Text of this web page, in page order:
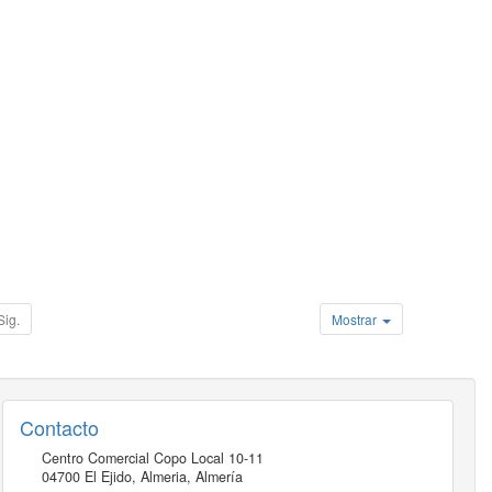
Mostrar
Contacto
Centro Comercial Copo Local 10-11
04700 El Ejido, Almeria, Almería